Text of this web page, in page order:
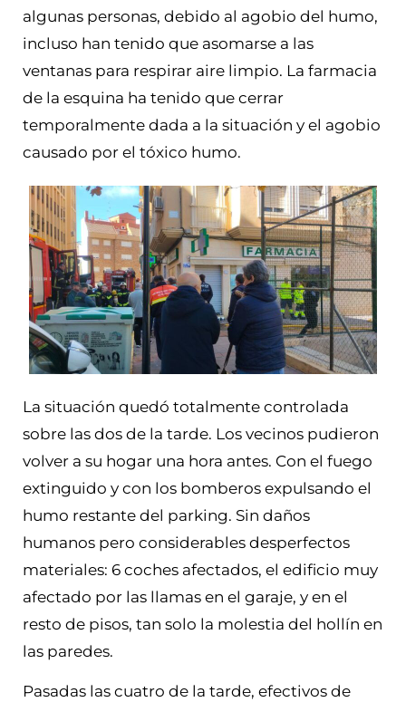
algunas personas, debido al agobio del humo,
incluso han tenido que asomarse a las
ventanas para respirar aire limpio. La farmacia
de la esquina ha tenido que cerrar
temporalmente dada a la situación y el agobio
causado por el tóxico humo.
La situación quedó totalmente controlada
sobre las dos de la tarde. Los vecinos pudieron
volver a su hogar una hora antes. Con el fuego
extinguido y con los bomberos expulsando el
humo restante del parking. Sin daños
humanos pero considerables desperfectos
materiales: 6 coches afectados, el edificio muy
afectado por las llamas en el garaje, y en el
resto de pisos, tan solo la molestia del hollín en
las paredes.
Pasadas las cuatro de la tarde, efectivos de